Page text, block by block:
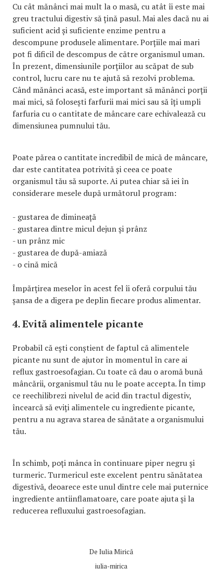
Cu cât mănânci mai mult la o masă, cu atât îi este mai
greu tractului digestiv să țină pasul. Mai ales dacă nu ai
suficient acid și suficiente enzime pentru a
descompune produsele alimentare. Porțiile mai mari
pot fi dificil de descompus de către organismul uman.
În prezent, dimensiunile porțiilor au scăpat de sub
control, lucru care nu te ajută să rezolvi problema.
Când mănânci acasă, este important să mănânci porții
mai mici, să folosești farfurii mai mici sau să îți umpli
farfuria cu o cantitate de mâncare care echivalează cu
dimensiunea pumnului tău.
Poate părea o cantitate incredibil de mică de mâncare,
dar este cantitatea potrivită și ceea ce poate
organismul tău să suporte. Ai putea chiar să iei în
considerare mesele după următorul program:
- gustarea de dimineață
- gustarea dintre micul dejun și prânz
- un prânz mic
- gustarea de după-amiază
- o cină mică
Împărțirea meselor în acest fel îi oferă corpului tău
șansa de a digera pe deplin fiecare produs alimentar.
4. Evită alimentele picante
Probabil că ești conștient de faptul că alimentele
picante nu sunt de ajutor în momentul în care ai
reflux gastroesofagian. Cu toate că dau o aromă bună
mâncării, organismul tău nu le poate accepta. În timp
ce reechilibrezi nivelul de acid din tractul digestiv,
încearcă să eviți alimentele cu ingrediente picante,
pentru a nu agrava starea de sănătate a organismului
tău.
În schimb, poți mânca în continuare piper negru și
turmeric. Turmericul este excelent pentru sănătatea
digestivă, deoarece este unul dintre cele mai puternice
ingrediente antiinflamatoare, care poate ajuta și la
reducerea refluxului gastroesofagian.
De Iulia Mirică
iulia-mirica